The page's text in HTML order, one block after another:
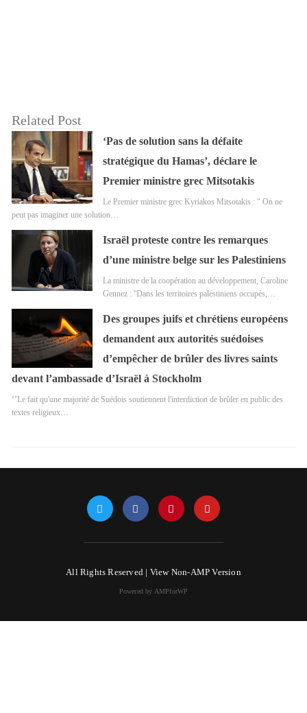
Related Post
‘Pas de solution sans la défaite
stratégique du Hamas’, déclare le
Premier ministre grec Mitsotakis
Le Premier ministre grec Kyriakos Mitsotakis : " On ne
peut pas imaginer une solution…
Israël proteste contre les remarques
d’une ministre belge sur les Palestiniens
La ministre de la coopération au développement, Caroline
Gennez : ''Dans les territoires palestiniens occupés,…
Des groupes juifs et chrétiens européens
demandent aux autorités suédoises
d’empêcher de brûler des livres saints
devant l’ambassade d’Israël à Stockholm
‘’Le fait qu'une majorité de Suédois soutiennent l'interdiction de brûler en public des
textes religieux…
All Rights Reserved | View Non-AMP Version
Powered by AMPforWP